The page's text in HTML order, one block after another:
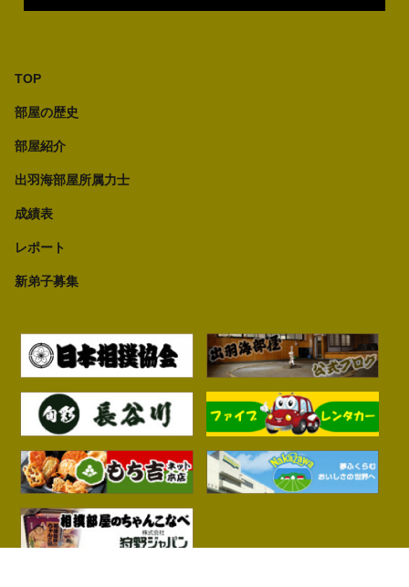
TOP
部屋の歴史
部屋紹介
出羽海部屋所属力士
成績表
レポート
新弟子募集